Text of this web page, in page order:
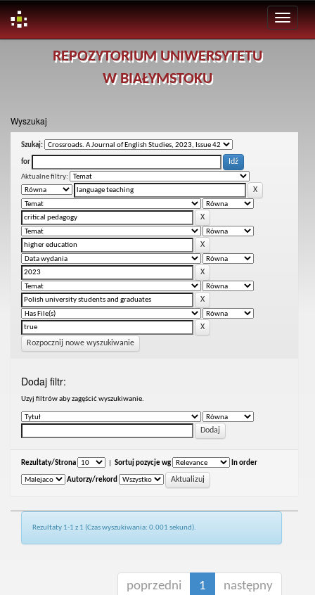
REPOZYTORIUM UNIWERSYTETU
W BIAŁYMSTOKU
Wyszukaj
Szukaj:
for
Aktualne filtry:
Rozpocznij nowe wyszukiwanie
Dodaj filtr:
Uzyj filtrów aby zagęścić wyszukiwanie.
Rezultaty/Strona Sortuj pozycje wg In order
Autorzy/rekord
Rezultaty 1-1 z 1 (Czas wyszukiwania: 0.001 sekund).
poprzedni 1 następny